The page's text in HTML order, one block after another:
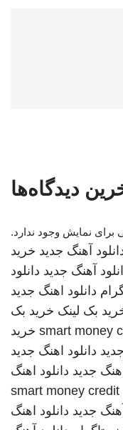
دیدگاه‌ها
برای نمایش وجود ندارد.
آهنگ جدید خرید
آهنگ جدید دانلود
دانلود اهنگ جدید
بک لینک خرید بک
smart money خرید
دانلود اهنگ جدید
جدید دانلود اهنگ
smart money credit
جدید دانلود اهنگ